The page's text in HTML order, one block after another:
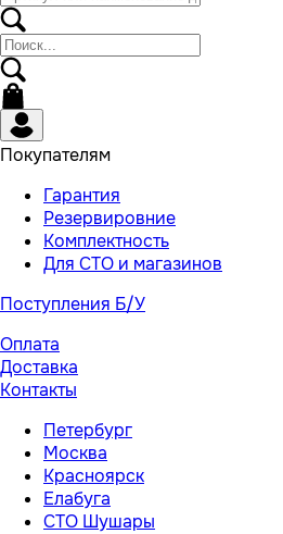
Покупателям
Гарантия
Резервировние
Комплектность
Для СТО и магазинов
Поступления Б/У
Оплата
Доставка
Контакты
Петербург
Москва
Красноярск
Елабуга
СТО Шушары